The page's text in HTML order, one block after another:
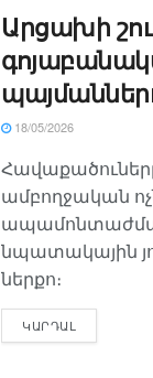
Արցախի
18/05/2026
ամբողջական
նպատակային
ներքո։
ԿԱՐԴԱԼ